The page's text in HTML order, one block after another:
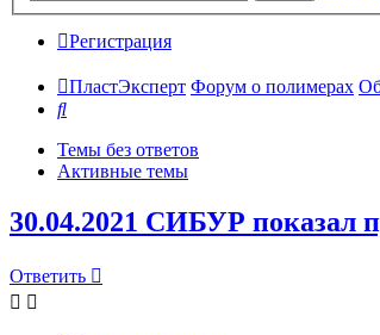
Регистрация
ПластЭксперт Форум о полимерах
Поиск
Темы без ответов
Активные темы
30.04.2021 СИБУР показал
Ответить